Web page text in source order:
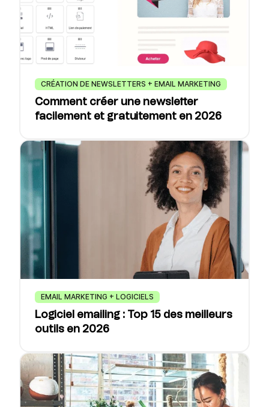
CRÉATION DE NEWSLETTERS + EMAIL MARKETING
Comment créer une newsletter
facilement et gratuitement en 2026
EMAIL MARKETING + LOGICIELS
Logiciel emailing : Top 15 des meilleurs
outils en 2026